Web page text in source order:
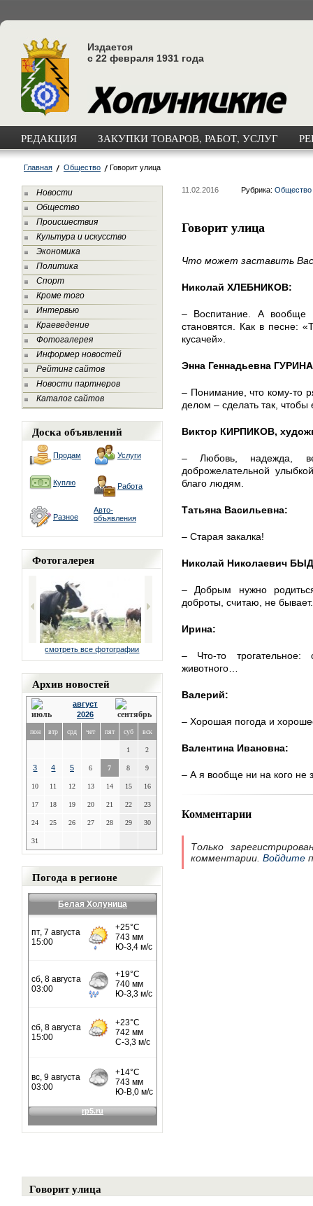
Издается
с 22 февраля 1931 года
РЕДАКЦИЯ ЗАКУПКИ ТОВАРОВ, РАБОТ, УСЛУГ
Главная Общество Говорит улица
Новости
Общество
Происшествия
Культура и искусство
Экономика
Политика
Спорт
Кроме того
Интервью
Краеведение
Фотогалерея
Информер новостей
Рейтинг сайтов
Новости партнеров
Каталог сайтов
Доска объявлений
Продам Услуги
Куплю Работа
Разное
Авто-
объявления
Фотогалерея
смотреть все фотографии
Архив новостей
август
2026
пон втр срд чет пят суб вск
1 2
3 4 5 6 7 8 9
10 11 12 13 14 15 16
17 18 19 20 21 22 23
24 25 26 27 28 29 30
31
Погода в регионе
Белая Холуница
11.02.2016 Рубрика: Общество
Говорит улица
Что может заставить
Николай ХЛЕБНИКОВ:
– Воспитание. А
становятся. Как в песне:
кусачей».
Энна Геннадьевна
– Понимание, что кому-то
делом – сделать так,
Виктор КИРПИКОВ,
– Любовь, надежда,
доброжелательной
благо людям.
Татьяна Васильевна:
– Старая закалка!
Николай Николаевич
– Добрым нужно
доброты, считаю, не
Ирина:
– Что-то
животного…
Валерий:
– Хорошая погода и
Валентина Ивановна:
– А я вообще ни на кого не
Комментарии
Только
комментарии. Войдите
Говорит улица